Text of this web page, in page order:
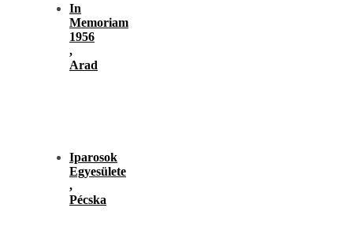
In
Memoriam
1956
,
Arad
Iparosok
Egyesülete
,
Pécska